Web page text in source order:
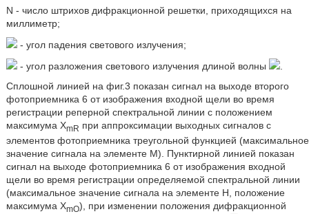
N - число штрихов дифракционной решетки, приходящихся на
миллиметр;
- угол падения светового излучения;
- угол разложения светового излучения длиной волны
.
Сплошной линией на фиг.3 показан сигнал на выходе второго
фотоприемника 6 от изображения входной щели во время
регистрации реперной спектральной линии с положением
максимума XmR при аппроксимации выходных сигналов с
элементов фотоприемника треугольной функцией (максимальное
значение сигнала на элементе M). Пунктирной линией показан
сигнал на выходе фотоприемника 6 от изображения входной
щели во время регистрации определяемой спектральной линии
(максимальное значение сигнала на элементе H, положение
максимума XmO), при изменении положения дифракционной